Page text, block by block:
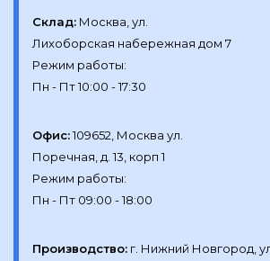
Склад: Москва, ул.
Лихоборская набережная дом 7
Режим работы:
Офис:109652, Москва ул.
Поречная, д. 13, корп 1
Режим работы:
Производство: г. Нижний Новгород,